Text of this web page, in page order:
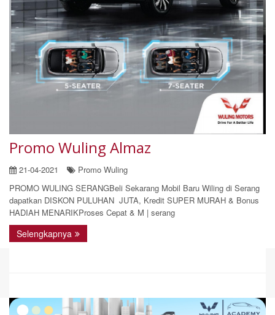
Promo Wuling Almaz
21-04-2021
Promo Wuling
PROMO WULING SERANGBeli Sekarang Mobil Baru Wiling di Serang
dapatkan DISKON PULUHAN JUTA, Kredit SUPER MURAH & Bonus
HADIAH MENARIKProses Cepat & M | serang
Selengkapnya